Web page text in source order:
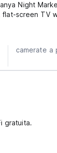
Night
flat-screen TV
camerate a
gratuita.